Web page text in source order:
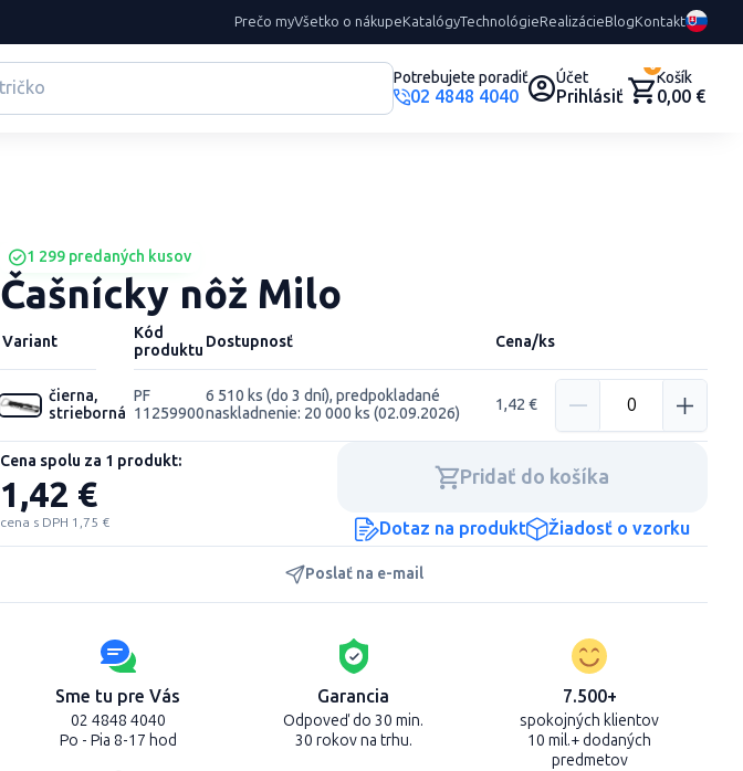
Prečo myVšetko o nákupeKatalógyTechnológieRealizácieBlogKontakt
Potrebujete poradiť
02 4848 4040
Účet
Prihlásiť
0
Košík
0,00 €
1 299 predaných kusov
Čašnícky nôž Milo
Variant
Kód
produktu Dostupnosť Cena/ks
čierna,
strieborná
PF
11259900
6 510 ks (do 3 dní), predpokladané
naskladnenie: 20 000 ks (02.09.2026)
1,42 €
Cena spolu za 1 produkt:
1,42 €
cena s DPH 1,75 €
Pridať do košíka
Dotaz na produkt Žiadosť o vzorku
Poslať na e-mail
Sme tu pre Vás
02 4848 4040
Po - Pia 8-17 hod
Garancia
Odpoveď do 30 min.
30 rokov na trhu.
7.500+
spokojných klientov
10 mil.+ dodaných
predmetov